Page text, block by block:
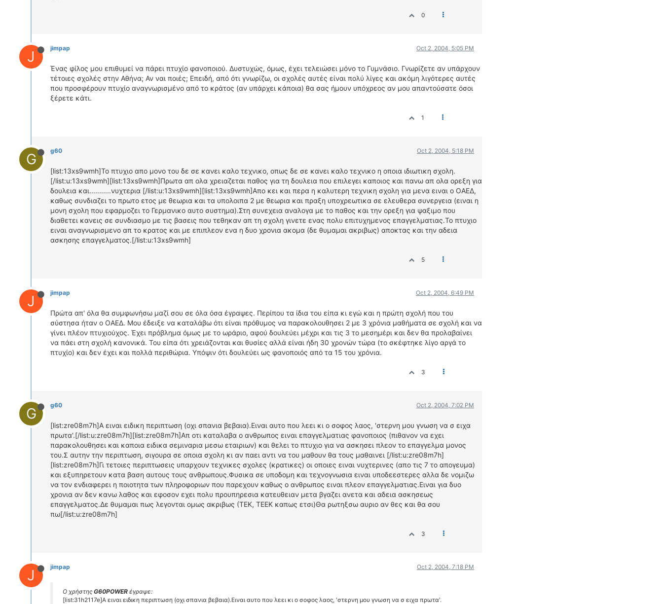
0
J jimpap Oct 2, 2004, 5:05 PM
Ένας φίλος μου επιθυμεί να πάρει πτυχίο φανοποιού. Δυστυχώς, όμως, έχει τελειώσει μόνο το Γυμνάσιο. Γνωρίζετε αν υπάρχουν
τέτοιες σχολές στην Αθήνα; Αν ναι ποιές; Επειδή, από ότι γνωρίζω, οι σχολές αυτές είναι πολύ λίγες και ακόμη λιγότερες αυτές
που προσφέρουν πτυχίο αναγνωρισμένο από το κράτος (αν υπάρχει κάποια) θα σας ήμουν υπόχρεος αν μου απαντούσατε όσοι
ξέρετε κάτι.
1
G g60 Oct 2, 2004, 5:18 PM
[list:13xs9wmh]Το πτυχιο απο μονο του δε σε κανει καλο τεχνικο, οπως δε σε κανει καλο τεχνικο η οποια ιδιωτικη σχολη.
[/list:u:13xs9wmh][list:13xs9wmh]Πρωτα απ ολα χρειαζεται παθος για τη δουλεια που επιλεγει καποιος και πανω απ ολα ορεξη για
δουλεια και...........νυχτερια [/list:u:13xs9wmh][list:13xs9wmh]Απο κει και περα η καλυτερη τεχνικη σχολη για μενα ειναι ο ΟΑΕΔ,
καθως συνδιαζει το πρωτο ετος με θεωρια και τα υπολοιπα 2 με θεωρια και πραξη υποχρεωτικα σε ελευθερα συνεργεια (ειναι η
μονη σχολη που εφαρμοζει το Γερμανικο αυτο συστημα).Στη συνεχεια αναλογα με το παθος και την ορεξη για ψαξιμο που
διαθετει κανεις σε συνδιασμο με τις βασεις που τεθηκαν απ τη σχολη γινετε ενας πολυ επιτυχημενος επαγγελματιας.Το πτυχιο
ειναι αναγνωρισμενο απ το κρατος και με επιπλεον ενα η δυο χρονια ακομα (δε θυμαμαι ακριβως) αποκτας και την αδεια
ασκησης επαγγελματος.[/list:u:13xs9wmh]
5
J jimpap Oct 2, 2004, 6:49 PM
Πρώτα απ' όλα θα συμφωνήσω μαζί σου σε όλα όσα έγραψες. Περίπου τα ίδια του είπα κι εγώ και η πρώτη σχολή που του
σύστησα ήταν ο ΟΑΕΔ. Μου έδειξε να καταλάβω ότι είναι πρόθυμος να παρακολουθησει 2 με 3 χρόνια μαθήματα σε σχολή και να
γίνει πλέον πτυχιούχος. Έχει πρόβλημα όμως με το ωράριο, αφού δουλεύει μέχρι και τις 3 το μεσημέρι και δεν θα προλαβαίνει
να πάει στη σχολή κανονικά. Του είπα ότι χρειάζονται και θυσίες αλλά είναι ήδη 30 χρονών τώρα (το σκέφτηκε λίγο αργά το
πτυχίο) και δεν έχει και πολλά περιθώρια. Υπόψιν ότι δουλεύει ως φανοποιός από τα 15 του χρόνια.
3
G g60 Oct 2, 2004, 7:02 PM
[list:zre08m7h]A ειναι ειδικη περιπτωση (οχι σπανια βεβαια).Ειναι αυτο που λεει κι ο σοφος λαος, 'στερνη μου γνωση να σ ειχα
πρωτα'.[/list:u:zre08m7h][list:zre08m7h]Απ οτι καταλαβα ο ανθρωπος ειναι επαγγελματιας φανοποιος (πιθανον να εχει
παρακολουθησει και καποια ειδικα σεμιναρια μεσω εταιριων) και θελει το πτυχιο για να ασκησει πλεον το επαγγελμα μονος
του.Σ αυτην την περιπτωση, σιγουρα σε οποια σχολη κι αν παει αντι να του μαθουν θα τους μαθαινει [/list:u:zre08m7h]
[list:zre08m7h]Γι τετοιες περιπτωσεις υπαρχουν τεχνικες σχολες (κρατικες) οι οποιες ειναι νυχτερινες (απο τις 7 το απογευμα)
και εξυπηρετουν κατα βαση αυτους τους ανθρωπους.Φυσικα σε υποδομη και τεχνογνωσια ειναι υποδεεστερες αλλα δε νομιζω
να τον ενδιαφερει η ποιοτητα των πληροφοριων που παρεχουν καθως ο ανθρωπος ειναι πλεον επαγγελματιας.Ειναι για δυο
χρονια αν δεν κανω λαθος και εφοσον εχει πολυ προυπηρεσια κατευθειαν μετα βγαζει ανετα και αδεια ασκησεως
επαγγελματος.Δε θυμαμαι πως λεγονται ομως ακριβως (ΤΕΚ, ΤΕΕΚ καπως ετσι)Θα ρωτηξσω αυριο αν θες και θα σου
πω[/list:u:zre08m7h]
3
J jimpap Oct 2, 2004, 7:18 PM
Ο χρήστης G60POWER έγραψε:
[list:31h2117e]A ειναι ειδικη περιπτωση (οχι σπανια βεβαια).Ειναι αυτο που λεει κι ο σοφος λαος, 'στερνη μου γνωση να σ ειχα πρωτα'.
FORMULA 1
ΔΙΕΘΝΕΙΣ ΑΓΩΝΕΣ
ΕΛΛΗΝΙΚΟΙ ΑΓΩΝΕΣ
ΑΓΩΝΙΣΤΙΚΑ ΑΥΤΟΚΙΝΗΤΑ
ΑΓΩΝΕΣ/ΔΙΟΡΓΑΝΩΣΕΙΣ
ΑΓΟΡΑ
ΟΔΗΓΟΥΜΕ
CLASSIC